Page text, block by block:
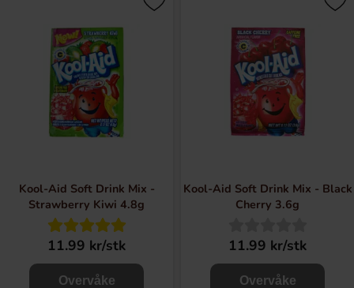
Kool-Aid Soft Drink Mix -
Strawberry Kiwi 4.8g
11.99 kr/stk
Overvåke
Kool-Aid Soft Drink Mix - Black
Cherry 3.6g
11.99 kr/stk
Overvåke